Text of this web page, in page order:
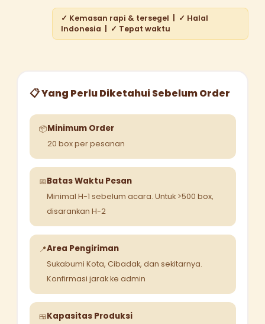
✓ Kemasan rapi & tersegel | ✓ Halal
Indonesia | ✓ Tepat waktu
📋 Yang Perlu Diketahui Sebelum Order
📦Minimum Order
20 box per pesanan
📅Batas Waktu Pesan
Minimal H-1 sebelum acara. Untuk >500 box,
disarankan H-2
📍Area Pengiriman
Sukabumi Kota, Cibadak, dan sekitarnya.
Konfirmasi jarak ke admin
🍱Kapasitas Produksi